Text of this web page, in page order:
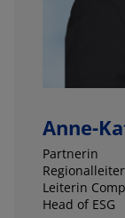
Anne-
Partnerin
Leiterin
Head of ESG